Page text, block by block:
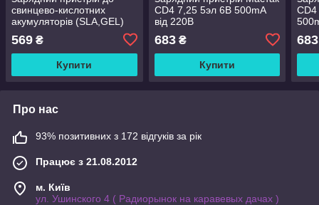
свинцево-кислотних
акумуляторів (SLA,GEL)
MastAK MK-1215 ( 12v 1,3
A )
569 ₴
Купити
CD4 7,25 5эл 6В 500mA
від 220В
683₴
Купити
683
Про нас
93% позитивних з 172 відгуків за рік
Працює з 21.08.2012
м. Київ
ул. Ушинского 4 ( Радиорынок на каравевых дачах )